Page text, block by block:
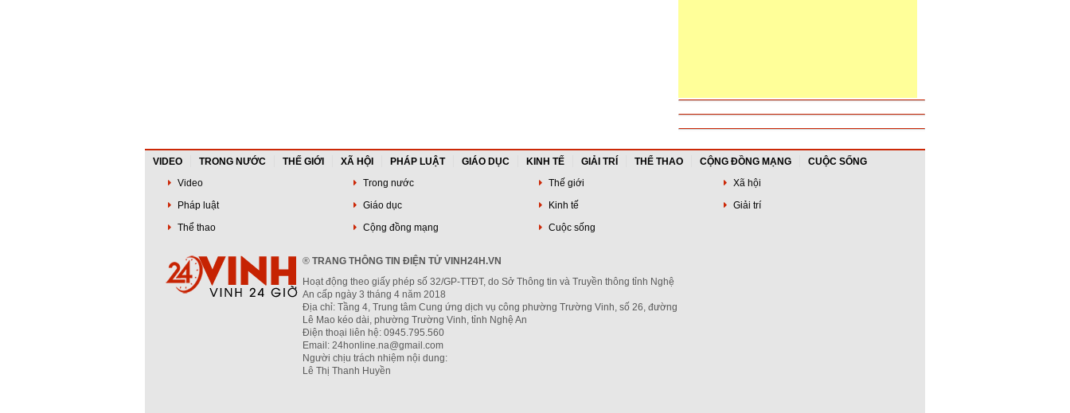
VIDEO TRONG NƯỚC THẾ GIỚI XÃ HỘI PHÁP LUẬT GIÁO DỤC KINH TẾ GIẢI TRÍ THỂ THAO CỘNG ĐỒNG MẠNG
CUỘC SỐNG
Video
Trong nước Thế giới
Xã hội
Pháp luật
Giáo dục Kinh tế
Giải trí
Thể thao
Cộng đồng mạng Cuộc sống
® TRANG THÔNG TIN ĐIỆN TỬ VINH24H.VN
Hoạt động theo giấy phép số 32/GP-TTĐT, do Sở Thông tin và Truyền thông tỉnh Nghệ
An cấp ngày 3 tháng 4 năm 2018
Địa chỉ: Tầng 4, Trung tâm Cung ứng dịch vụ công phường Trường Vinh, số 26, đường
Lê Mao kéo dài, phường Trường Vinh, tỉnh Nghệ An
Điện thoại liên hệ: 0945.795.560
Email: 24honline.na@gmail.com
Người chịu trách nhiệm nội dung:
Lê Thị Thanh Huyền